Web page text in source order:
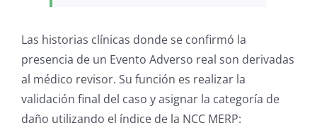
Las historias clínicas donde se confirmó la
presencia de un Evento Adverso real son derivadas
al médico revisor. Su función es realizar la
validación final del caso y asignar la categoría de
daño utilizando el índice de la NCC MERP: